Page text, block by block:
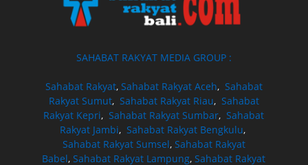
SAHABAT RAKYAT MEDIA GROUP :
Sahabat Rakyat, Sahabat Rakyat Aceh, Sahabat
Rakyat Sumut, Sahabat Rakyat Riau, Sahabat
Rakyat Kepri,Sahabat Rakyat Sumbar,Sahabat
Rakyat Jambi, Sahabat Rakyat Bengkulu,
Sahabat Rakyat Sumsel, Sahabat Rakyat
Babel,Sahabat Rakyat Lampung,Sahabat Rakyat